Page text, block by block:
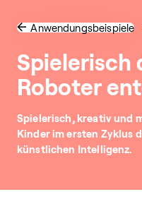
Anwendungsbeispiele
Spielerisch
Roboter
Spielerisch, kreativ und
Kinder im ersten Zyklus
künstlichen Intelligenz.